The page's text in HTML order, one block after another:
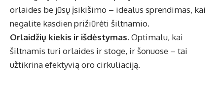
orlaides be jūsų įsikišimo – idealus sprendimas, kai
negalite kasdien prižiūrėti šiltnamio.
Orlaidžių kiekis ir išdėstymas. Optimalu, kai
šiltnamis turi orlaides ir stoge, ir šonuose – tai
užtikrina efektyvią oro cirkuliaciją.